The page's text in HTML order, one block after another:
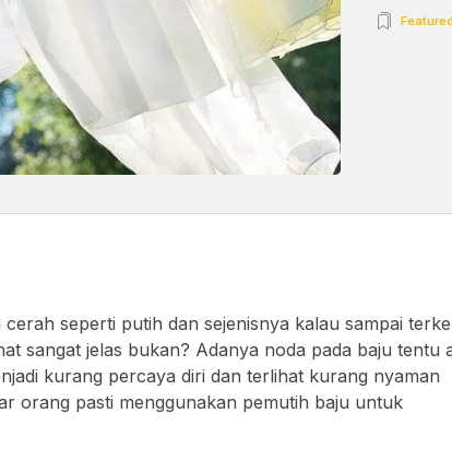
seperti putih dan sejenisnya kalau sampai
sangat jelas bukan? Adanya noda pada baju tentu
kurang percaya diri dan terlihat kurang nyaman
orang pasti menggunakan pemutih baju untuk